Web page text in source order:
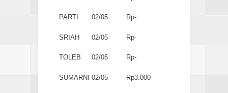
PARTI 02/05 Rp-
SRIAH 02/05 Rp-
TOLEB 02/05 Rp-
SUMARNI 02/05 Rp3.000